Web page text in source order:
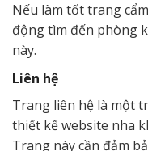
Nếu làm tốt trang
động tìm đến phòng
này.
Liên hệ
Trang liên hệ là một
thiết kế website nha
Trang này cần đảm